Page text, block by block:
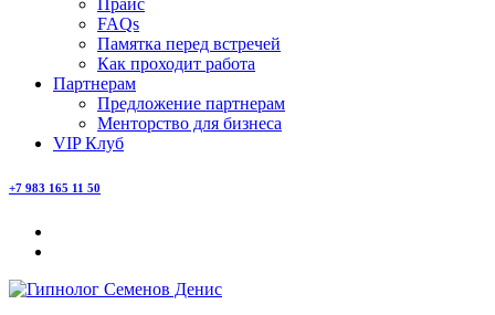
Прайс
FAQs
Памятка перед встречей
Как проходит работа
Партнерам
Предложение партнерам
Менторство для бизнеса
VIP Клуб
+7 983 165 11 50